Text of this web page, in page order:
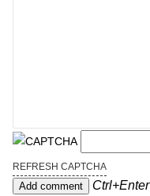
REFRESH CAPTCHA
Ctrl+Enter